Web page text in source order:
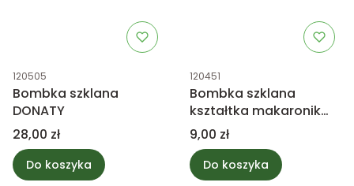
Kod produktu
120505
Bombka szklana
DONATY
Cena
28,00 zł
Do koszyka
Kod produktu
120451
Bombka szklana
kształtka makaronik
ciemny różowy
Cena
9,00 zł
Do koszyka